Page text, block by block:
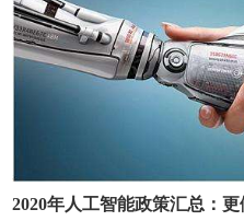
2020年人工智能政策汇总：